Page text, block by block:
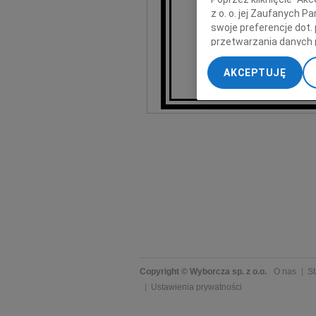
Copyright © Wyborcza sp. z o.o. O nas
Ustawienia prywatności
z o. o. jej Zaufanych
swoje preferencje dot.
przetwarzania danych
„Ustawienia
My, nasi Zaufani
dokładnych danych
Przechowywanie
AKCEPTUJĘ